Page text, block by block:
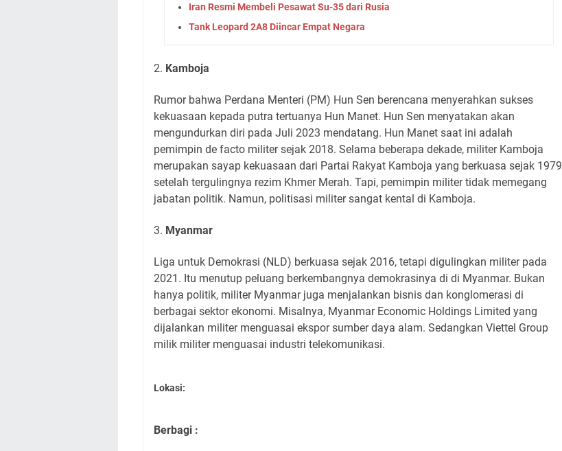
Iran Resmi Membeli Pesawat Su-35 dari Rusia
Tank Leopard 2A8 Diincar Empat Negara
2. Kamboja
Rumor bahwa Perdana Menteri (PM) Hun Sen berencana menyerahkan sukses
kekuasaan kepada putra tertuanya Hun Manet. Hun Sen menyatakan akan
mengundurkan diri pada Juli 2023 mendatang. Hun Manet saat ini adalah
pemimpin de facto militer sejak 2018. Selama beberapa dekade, militer Kamboja
merupakan sayap kekuasaan dari Partai Rakyat Kamboja yang berkuasa sejak 1979
setelah tergulingnya rezim Khmer Merah. Tapi, pemimpin militer tidak memegang
jabatan politik. Namun, politisasi militer sangat kental di Kamboja.
3. Myanmar
Liga untuk Demokrasi (NLD) berkuasa sejak 2016, tetapi digulingkan militer pada
2021. Itu menutup peluang berkembangnya demokrasinya di di Myanmar. Bukan
hanya politik, militer Myanmar juga menjalankan bisnis dan konglomerasi di
berbagai sektor ekonomi. Misalnya, Myanmar Economic Holdings Limited yang
dijalankan militer menguasai ekspor sumber daya alam. Sedangkan Viettel Group
milik militer menguasai industri telekomunikasi.
Lokasi:
Berbagi :